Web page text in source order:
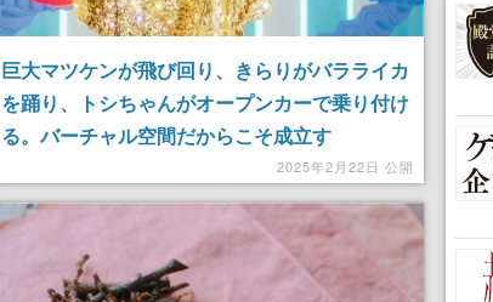
巨大マツケンが飛び回り、きらりがバラライカ
を踊り、トシちゃんがオープンカーで乗り付け
る。バーチャル空間だからこそ成立す
る……！？ブッ飛びすぎなサンリオのVRフェ
スに脳の処理が追いつかない
2025年2月22日 公開